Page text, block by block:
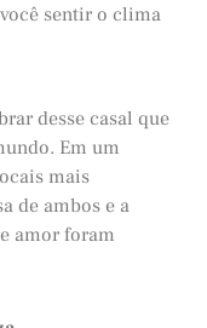
sentir o clima
desse casal que
Em um
mais
de ambos e a
amor foram